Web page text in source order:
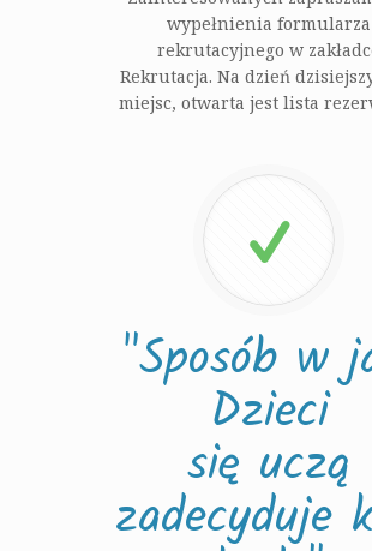
wypełnienia formularza
rekrutacyjnego w
Rekrutacja. Na dzień
miejsc, otwarta jest lista
"Sposób w
Dzieci
się uczą
zadecyduje